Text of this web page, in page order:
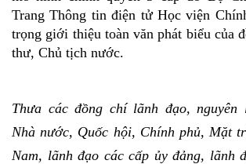
Trang Thông tin điện tử Học viện
trọng giới thiệu toàn văn phát biểu của
thư, Chủ tịch nước.
Thưa các đồng chí lãnh đạo, nguyên
Nhà nước, Quốc hội, Chính phủ, Mặt
Nam, lãnh đạo các cấp ủy đảng, lãnh